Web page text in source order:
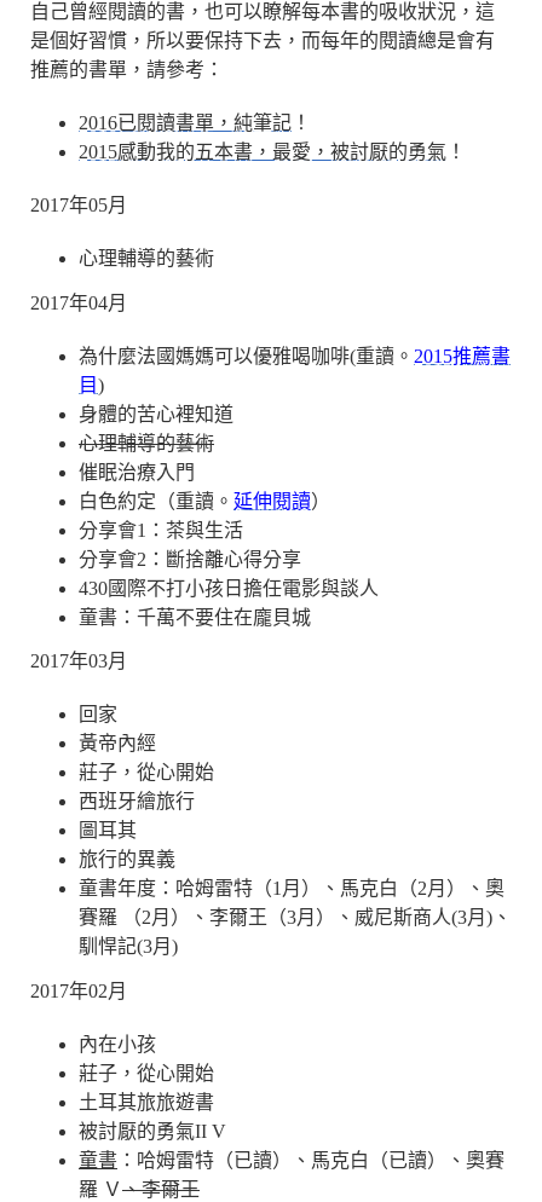
自己曾經閱讀的書，也可以瞭解每本書的吸收狀況，這
是個好習慣，所以要保持下去，而每年的閱讀總是會有
推薦的書單，請參考：
2016已閱讀書單，純筆記 ！
2015感動我的五本書，最愛，被討厭的勇氣 ！
2017年05月
心理輔導的藝術
2017年04月
為什麼法國媽媽可以優雅喝咖啡(重讀。 2015推薦書
目)
身體的苦心裡知道
心理輔導的藝術
催眠治療入門
白色約定（重讀。 延伸閱讀）
分享會1：茶與生活
分享會2：斷捨離心得分享
430國際不打小孩日擔任電影與談人
童書：千萬不要住在龐貝城
2017年03月
回家
黃帝內經
莊子，從心開始
西班牙繪旅行
圖耳其
旅行的異義
童書年度：哈姆雷特（1月）、馬克白（2月）、奧
賽羅 （2月）、李爾王（3月）、威尼斯商人(3月)、
馴悍記(3月)
2017年02月
內在小孩
莊子，從心開始
土耳其旅旅遊書
被討厭的勇氣II V
童書 ：哈姆雷特（已讀）、馬克白（已讀）、奧賽
羅 Ｖ、李爾王